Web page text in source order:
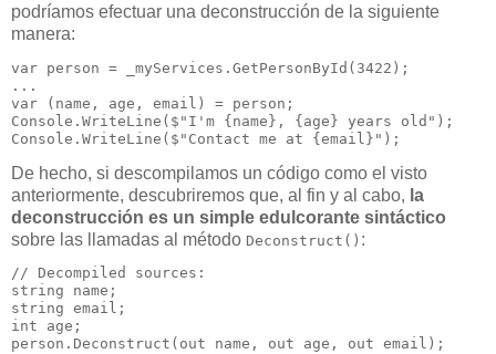
podríamos efectuar una deconstrucción de la siguiente
manera:
var person = _myServices.GetPersonById(3422);
...
var (name, age, email) = person;
Console.WriteLine($"I'm {name}, {age} years old");
Console.WriteLine($"Contact me at {email}");
De hecho, si descompilamos un código como el visto
anteriormente, descubriremos que, al fin y al cabo, la
deconstrucción es un simple edulcorante sintáctico
sobre las llamadas al método Deconstruct() :
// Decompiled sources:
string name;
string email;
int age;
person.Deconstruct(out name, out age, out email);